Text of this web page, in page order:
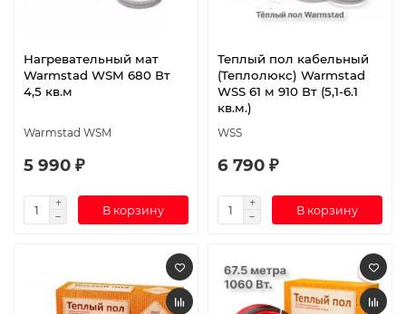
Нагревательный мат
Warmstad WSM 680 Вт
4,5 кв.м
Warmstad WSM
5 990 ₽
В корзину
Теплый пол кабельный
(Теплолюкс) Warmstad
WSS 61 м 910 Вт (5,1-6.1
кв.м.)
WSS
6 790 ₽
В корзину